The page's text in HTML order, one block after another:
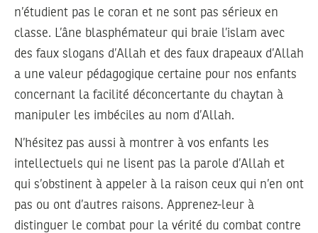
n’étudient pas le coran et ne sont pas sérieux en
classe. L’âne blasphémateur qui braie l’islam avec
des faux slogans d’Allah et des faux drapeaux d’Allah
a une valeur pédagogique certaine pour nos enfants
concernant la facilité déconcertante du chaytan à
manipuler les imbéciles au nom d’Allah.
N’hésitez pas aussi à montrer à vos enfants les
intellectuels qui ne lisent pas la parole d’Allah et
qui s’obstinent à appeler à la raison ceux qui n’en ont
pas ou ont d’autres raisons. Apprenez-leur à
distinguer le combat pour la vérité du combat contre